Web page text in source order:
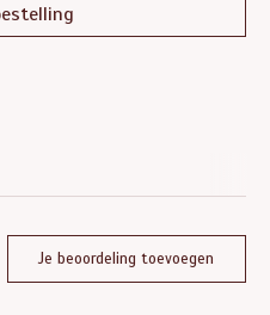
Je beoordeling toevoegen